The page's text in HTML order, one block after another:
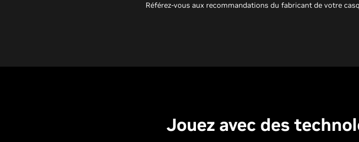
Référez-vous aux recommandations du fabricant de votre
Jouez avec des